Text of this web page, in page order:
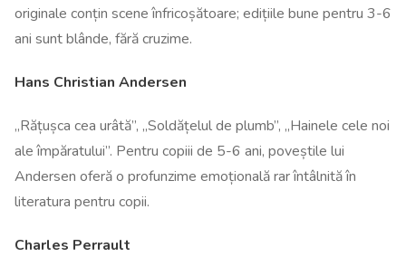
originale conțin scene înfricoșătoare; edițiile bune pentru 3-6
ani sunt blânde, fără cruzime.
Hans Christian Andersen
„Rățușca cea urâtă”, „Soldățelul de plumb”, „Hainele cele noi
ale împăratului”. Pentru copiii de 5-6 ani, poveștile lui
Andersen oferă o profunzime emoțională rar întâlnită în
literatura pentru copii.
Charles Perrault